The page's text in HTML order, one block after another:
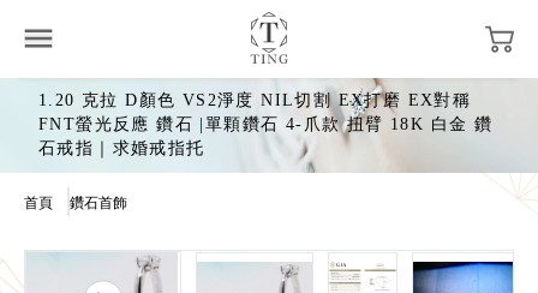
1.20 克拉 D顏色 VS2淨度 NIL切割 EX打磨 EX對稱
FNT螢光反應 鑽石 |單顆鑽石 4-爪款 扭臂 18K 白金 鑽
石戒指｜求婚戒指托
首頁 鑽石首飾